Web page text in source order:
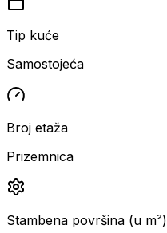
Tip kuće
Samostojeća
Broj etaža
Prizemnica
Stambena površina (u m²)